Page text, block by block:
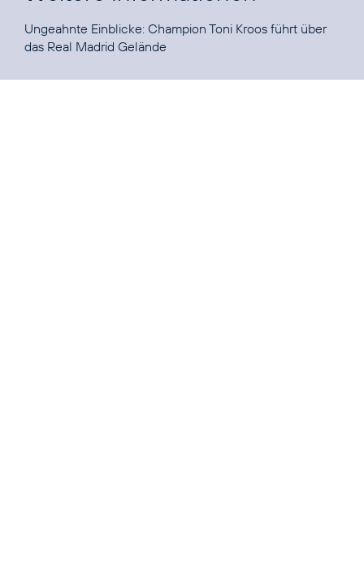
Ungeahnte Einblicke: Champion Toni Kroos führt über
das Real Madrid Gelände